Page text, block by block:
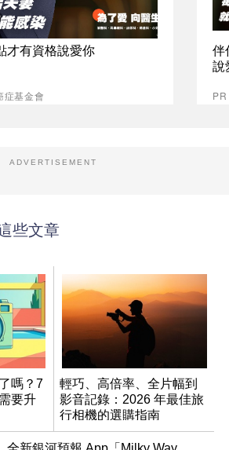
才有資格說愛你
症基金會
伴
說
ADVERTISEMENT
些文章
嗎？7
要升
輕巧、高倍率、全片幅到
影音記錄：2026 年最佳旅
行相機的選購指南